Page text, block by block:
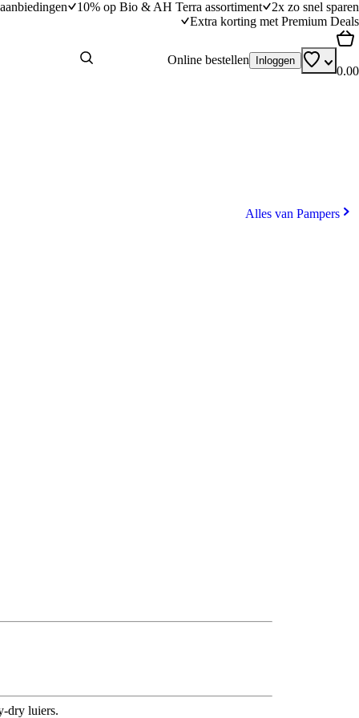
10% op Bio & AH Terra assortiment
2x zo snel sparen
Extra korting met Premium Deals
Online bestellen Inloggen
0.00
Alles van Pampers
dry luiers.